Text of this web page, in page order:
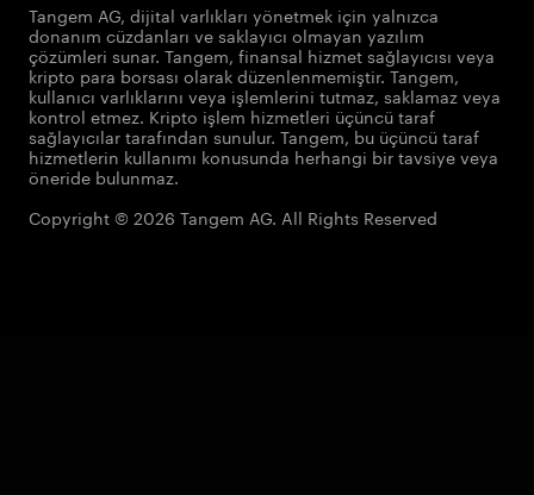
Tangem AG, dijital varlıkları yönetmek için yalnızca
donanım cüzdanları ve saklayıcı olmayan yazılım
çözümleri sunar. Tangem, finansal hizmet sağlayıcısı veya
kripto para borsası olarak düzenlenmemiştir. Tangem,
kullanıcı varlıklarını veya işlemlerini tutmaz, saklamaz veya
kontrol etmez. Kripto işlem hizmetleri üçüncü taraf
sağlayıcılar tarafından sunulur. Tangem, bu üçüncü taraf
hizmetlerin kullanımı konusunda herhangi bir tavsiye veya
öneride bulunmaz.